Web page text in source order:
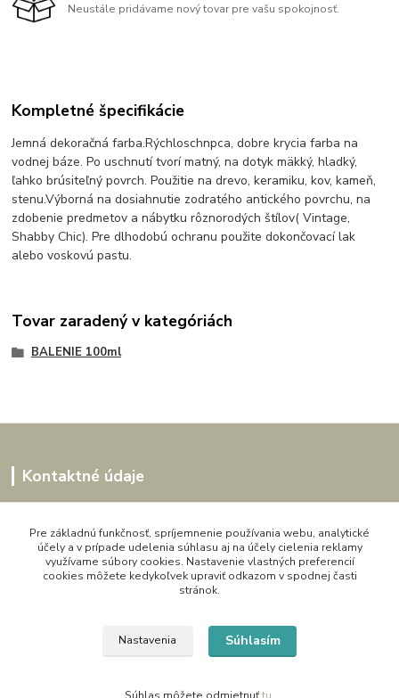
Neustále pridávame nový tovar pre vašu spokojnosť.
Kompletné špecifikácie
Jemná dekoračná farba.Rýchloschnpca, dobre krycia farba na
vodnej báze. Po uschnutí tvorí matný, na dotyk mäkký, hladký,
ľahko brúsiteľný povrch. Použitie na drevo, keramiku, kov, kameň,
stenu.Výborná na dosiahnutie zodratého antického povrchu, na
zdobenie predmetov a nábytku rôznorodých štílov( Vintage,
Shabby Chic). Pre dlhodobú ochranu použite dokončovací lak
alebo voskovú pastu.
Tovar zaradený v kategóriách
BALENIE 100ml
Kontaktné údaje
0907864188
pon. - pia. 9,00 do 16,00h
artwood.nelly@gmail.com
Pre základnú funkčnosť, spríjemnenie používania webu, analytické
účely a v prípade udelenia súhlasu aj na účely cielenia reklamy
využívame súbory cookies. Nastavenie vlastných preferencií
cookies môžete kedykoľvek upraviť odkazom v spodnej časti
stránok.
Nastavenia Súhlasím